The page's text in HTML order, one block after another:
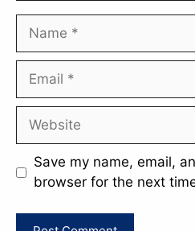
Name
Email
Website
Save my name, email,
browser for the next